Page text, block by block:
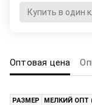
Купить в один
Оптовая цена
РАЗМЕР МЕЛКИЙ ОПТ